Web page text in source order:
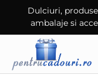
Dulciuri,
ambalaje si